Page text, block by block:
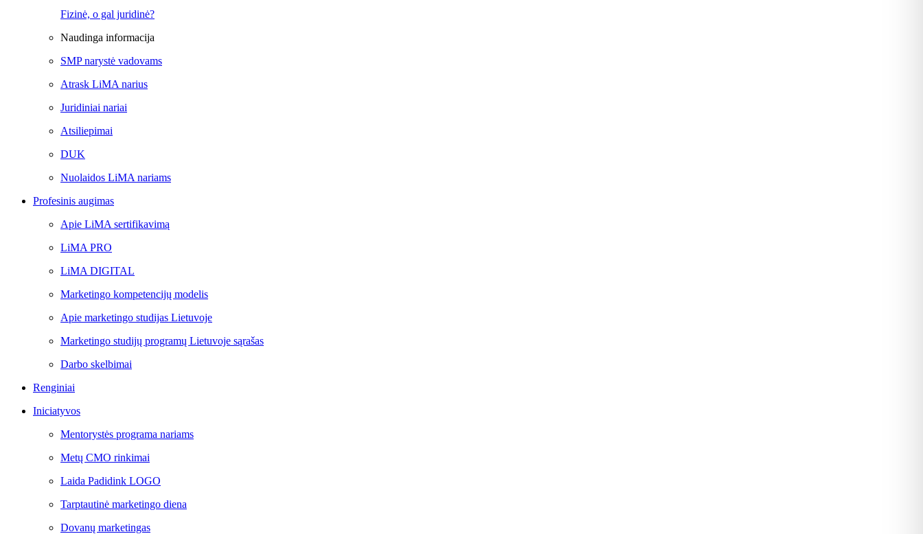
Fizinė, o gal juridinė?
Naudinga informacija
SMP narystė vadovams
Atrask LiMA narius
Juridiniai nariai
Atsiliepimai
DUK
Nuolaidos LiMA nariams
Profesinis augimas
Apie LiMA sertifikavimą
LiMA PRO
LiMA DIGITAL
Marketingo kompetencijų modelis
Apie marketingo studijas Lietuvoje
Marketingo studijų programų Lietuvoje sąrašas
Darbo skelbimai
Renginiai
Iniciatyvos
Mentorystės programa nariams
Metų CMO rinkimai
Laida Padidink LOGO
Tarptautinė marketingo diena
Dovanų marketingas